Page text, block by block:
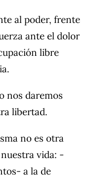
al poder, frente
ante el dolor
libre
nos daremos
libertad.
no es otra
vida: -
a la de